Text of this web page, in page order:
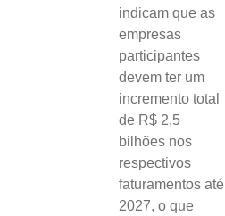
indicam que as
empresas
participantes
devem ter um
incremento total
de R$ 2,5
bilhões nos
respectivos
faturamentos até
2027, o que